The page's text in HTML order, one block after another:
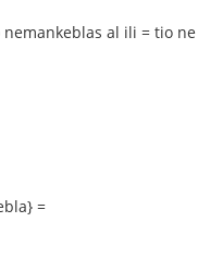
al ili = tio
=